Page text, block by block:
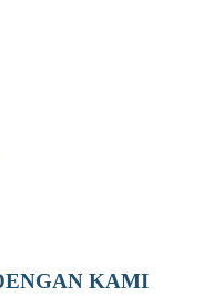
KAMI